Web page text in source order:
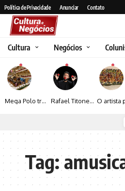
Política de Privacidade Anunciar Contato
Cultura Negócios
Mega Polo transforma lançamento de coleção em plataforma nacional de negócios e projeta crescimento de mais de 15% Rafael Titonelly leva magia e acolhimento a crianças em tratamento oncológico em Juiz de Fora
Tag: